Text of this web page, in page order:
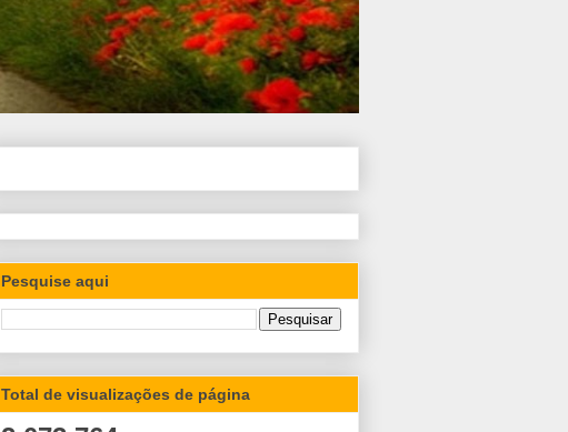
Pesquise aqui
Total de visualizações de página